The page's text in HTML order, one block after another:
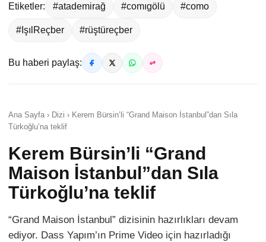
Etiketler: #atademirağ #comıgölü #como
#IşılReçber #rüştüreçber
Bu haberi paylaş:
Ana Sayfa › Dizi › Kerem Bürsin’li “Grand Maison İstanbul”dan Sıla
Türkoğlu’na teklif
Kerem Bürsin’li “Grand
Maison İstanbul”dan Sıla
Türkoğlu’na teklif
“Grand Maison İstanbul” dizisinin hazırlıkları devam
ediyor. Dass Yapım’ın Prime Video için hazırladığı